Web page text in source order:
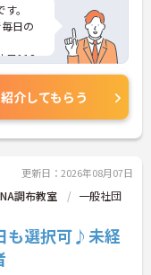
。
日の
日118
月と
評価さ
さらに
紹介してもらう
更新日：2026年08月07日
調布教室
一般社団
も選択可♪未経